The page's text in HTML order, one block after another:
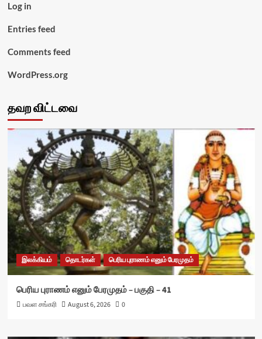
Log in
Entries feed
Comments feed
WordPress.org
தவற விட்டவை
இலக்கியம் தொடர்கள் பெரிய புராணம் எனும் பேரமுதம்
பெரிய புராணம் எனும் பேரமுதம் – பகுதி – 41
பவள சங்கரி August 6, 2026 0